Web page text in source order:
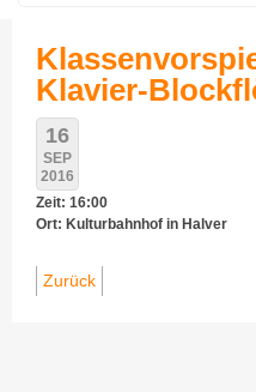
Klavier-
16
SEP
2016
Zeit: 16:00
Ort: Kulturbahnhof in Halver
Zurück